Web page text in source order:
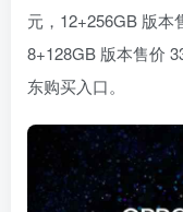
元，12+256GB 版本
8+128GB 版本售价
东购买入口。